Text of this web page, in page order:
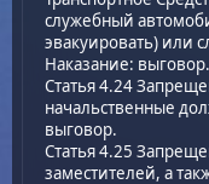
служебный
эвакуировать) или
Наказание: выговор.
Статья 4.24
начальственные
выговор.
Статья 4.25
заместителей, а